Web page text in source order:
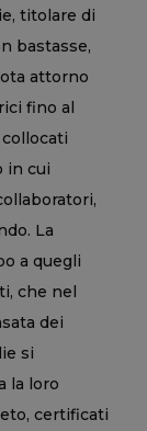
titolare di
bastasse,
attorno
fino al
in cui
La
a quegli
che nel
dei
si
la loro
certificati